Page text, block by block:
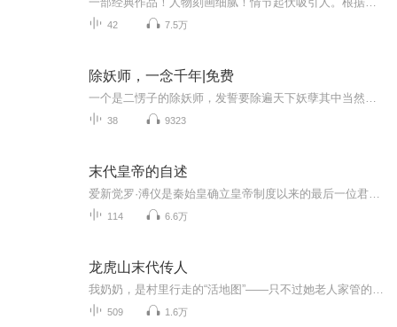
42 7.5万
除妖师，一念千年|免费
38 9323
末代皇帝的自述
114 6.6万
龙虎山末代传人
509 1.6万